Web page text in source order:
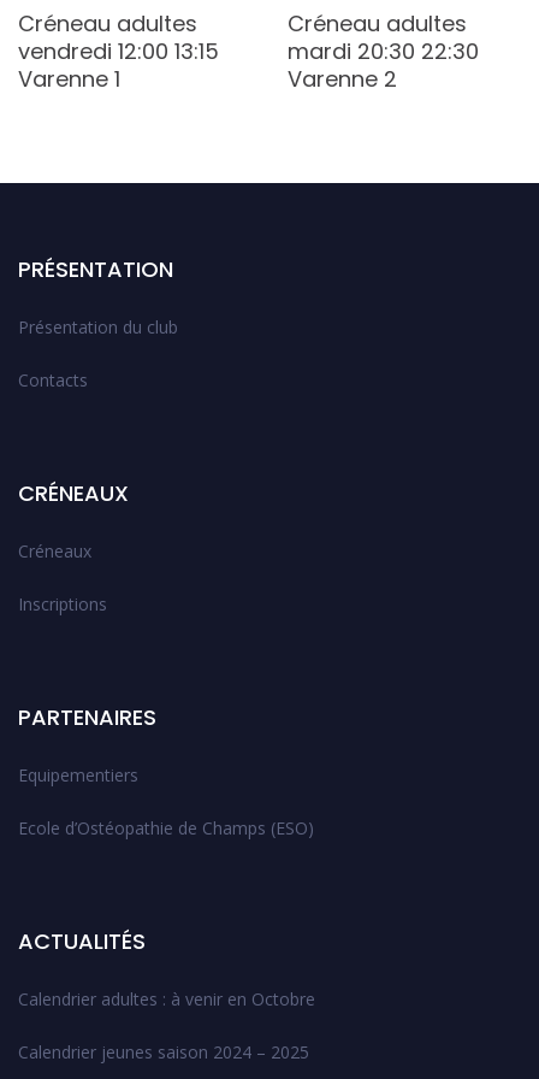
Créneau adultes
vendredi 12:00 13:15
Varenne 1
Créneau adultes
mardi 20:30 22:30
Varenne 2
PRÉSENTATION
Présentation du club
Contacts
CRÉNEAUX
Créneaux
Inscriptions
PARTENAIRES
Equipementiers
Ecole d’Ostéopathie de Champs (ESO)
ACTUALITÉS
Calendrier adultes : à venir en Octobre
Calendrier jeunes saison 2024 – 2025